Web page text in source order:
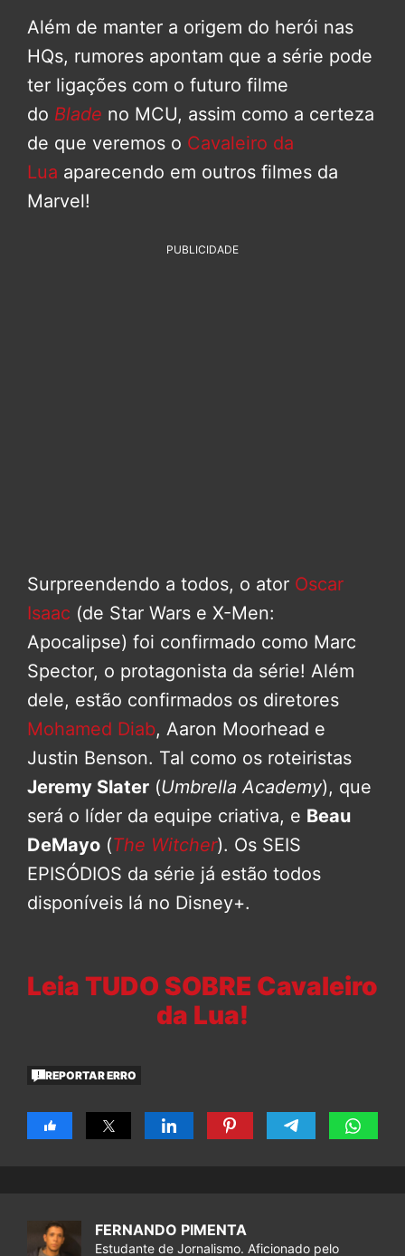
Além de manter a origem do herói nas
HQs, rumores apontam que a série pode
ter ligações com o futuro filme
do Blade no MCU, assim como a certeza
de que veremos o Cavaleiro da
Lua aparecendo em outros filmes da
Marvel!
PUBLICIDADE
Surpreendendo a todos, o ator Oscar
Isaac (de Star Wars e X-Men:
Apocalipse) foi confirmado como Marc
Spector, o protagonista da série! Além
dele, estão confirmados os diretores
Mohamed Diab, Aaron Moorhead e
Justin Benson. Tal como os roteiristas
Jeremy Slater (Umbrella Academy), que
será o líder da equipe criativa, e Beau
DeMayo (The Witcher). Os SEIS
EPISÓDIOS da série já estão todos
disponíveis lá no Disney+.
Leia TUDO SOBRE Cavaleiro
da Lua!
REPORTAR ERRO
FERNANDO PIMENTA
Estudante de Jornalismo. Aficionado pelo